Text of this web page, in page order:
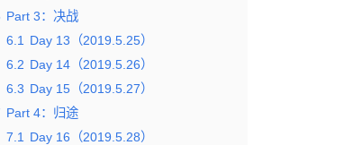
Part 3：决战
6.1
Day 13（2019.5.25）
6.2 Day 14（2019.5.26）
6.3 Day 15（2019.5.27）
Part 4：归途
7.1
Day 16（2019.5.28）